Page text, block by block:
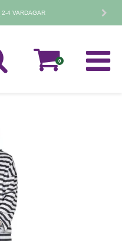
2-4 VARDAGAR
0